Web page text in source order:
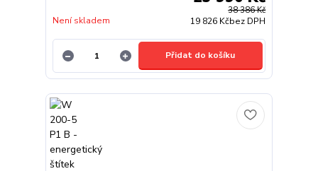
38 386 Kč
19 826 Kčbez DPH
Není skladem
Přidat do košíku